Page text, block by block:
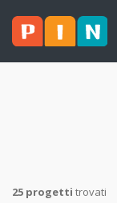
25 progetti trovati